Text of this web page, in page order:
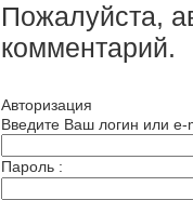
Пожалуйста,
комментарий.
Авторизация
Введите Ваш логин или e-
Пароль :